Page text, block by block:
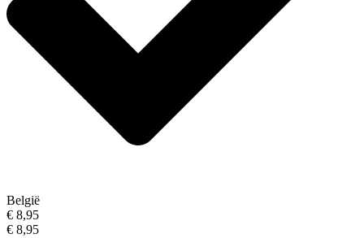
België
€ 8,95
€ 8,95